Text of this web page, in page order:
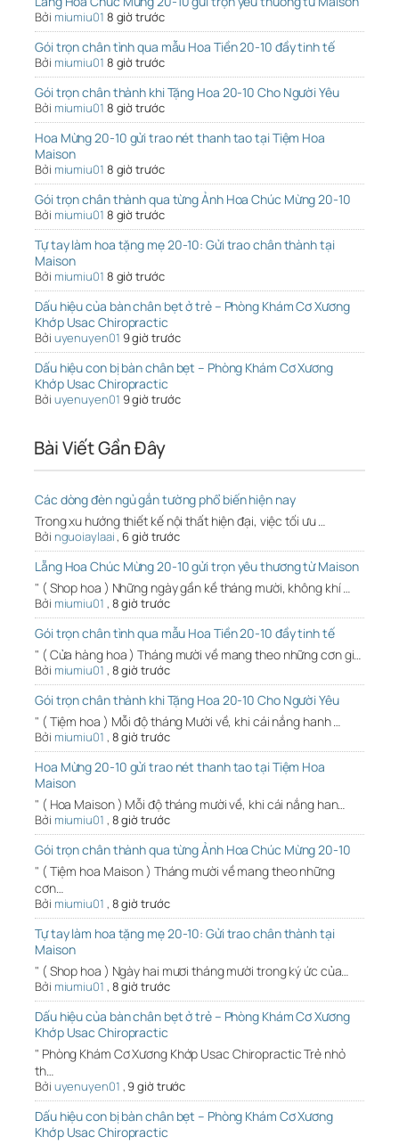
Bởi miumiu01 8 giờ trước
Gói trọn chân tình qua mẫu Hoa Tiền 20-10 đầy tinh tế
Bởi miumiu01 8 giờ trước
Gói trọn chân thành khi Tặng Hoa 20-10 Cho Người Yêu
Bởi miumiu01 8 giờ trước
Hoa Mừng 20-10 gửi trao nét thanh tao tại Tiệm Hoa
Maison
Bởi miumiu01 8 giờ trước
Gói trọn chân thành qua từng Ảnh Hoa Chúc Mừng 20-10
Bởi miumiu01 8 giờ trước
Tự tay làm hoa tặng mẹ 20-10: Gửi trao chân thành tại
Maison
Bởi miumiu01 8 giờ trước
Dấu hiệu của bàn chân bẹt ở trẻ – Phòng Khám Cơ Xương
Khớp Usac Chiropractic
Bởi uyenuyen01 9 giờ trước
Dấu hiệu con bị bàn chân bẹt – Phòng Khám Cơ Xương
Khớp Usac Chiropractic
Bởi uyenuyen01 9 giờ trước
Bài Viết Gần Đây
Các dòng đèn ngủ gắn tường phổ biến hiện nay
Trong xu hướng thiết kế nội thất hiện đại, việc tối ưu …
Bởi nguoiaylaai, 6 giờ trước
Lẵng Hoa Chúc Mừng 20-10 gửi trọn yêu thương từ Maison
" ( Shop hoa ) Những ngày gần kề tháng mười, không khí …
Bởi miumiu01 , 8 giờ trước
Gói trọn chân tình qua mẫu Hoa Tiền 20-10 đầy tinh tế
" ( Cửa hàng hoa ) Tháng mười về mang theo những cơn gi…
Bởi miumiu01 , 8 giờ trước
Gói trọn chân thành khi Tặng Hoa 20-10 Cho Người Yêu
" ( Tiệm hoa ) Mỗi độ tháng Mười về, khi cái nắng hanh …
Bởi miumiu01 , 8 giờ trước
Hoa Mừng 20-10 gửi trao nét thanh tao tại Tiệm Hoa
Maison
" ( Hoa Maison ) Mỗi độ tháng mười về, khi cái nắng han…
Bởi miumiu01 , 8 giờ trước
Gói trọn chân thành qua từng Ảnh Hoa Chúc Mừng 20-10
" ( Tiệm hoa Maison ) Tháng mười về mang theo những
cơn…
Bởi miumiu01 , 8 giờ trước
Tự tay làm hoa tặng mẹ 20-10: Gửi trao chân thành tại
Maison
" ( Shop hoa ) Ngày hai mươi tháng mười trong ký ức của…
Bởi miumiu01 , 8 giờ trước
Dấu hiệu của bàn chân bẹt ở trẻ – Phòng Khám Cơ Xương
Khớp Usac Chiropractic
" Phòng Khám Cơ Xương Khớp Usac Chiropractic Trẻ nhỏ
th…
Bởi uyenuyen01 ,9 giờ trước
Dấu hiệu con bị bàn chân bẹt – Phòng Khám Cơ Xương
Khớp Usac Chiropractic